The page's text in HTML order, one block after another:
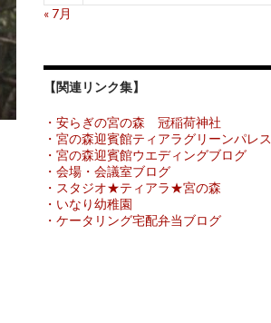
« 7月
【関連リンク集】
・安らぎの宮の森 冠稲荷神社
・宮の森迎賓館ティアラグリーンパレス
・宮の森迎賓館ウエディングブログ
・会場・会議室ブログ
・スタジオ★ティアラ★宮の森
・いなり幼稚園
・ケータリング宅配弁当ブログ